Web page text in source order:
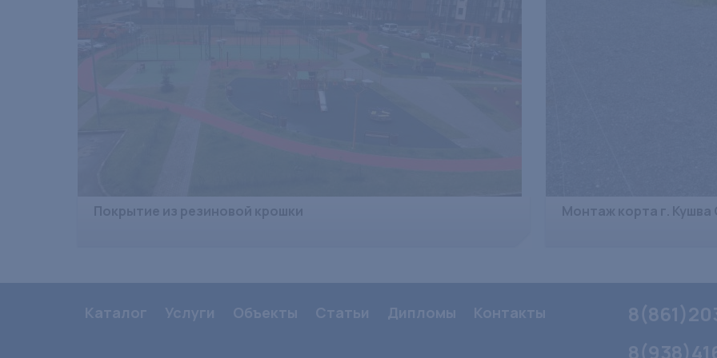
Покрытие из резиновой крошки Монтаж корта г. Кушва
Каталог Услуги Объекты Статьи Дипломы Контакты